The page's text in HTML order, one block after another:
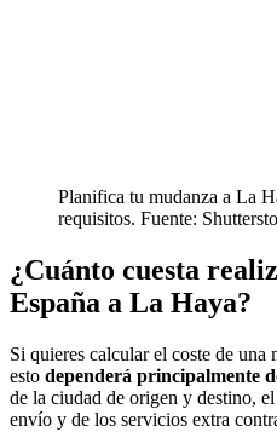
Planifica tu mudanza a La
requisitos. Fuente:
¿Cuánto cuesta
España a La Haya?
Si quieres calcular el coste de una
esto dependerá principalmente
de la ciudad de origen y destino,
envío y de los servicios extra